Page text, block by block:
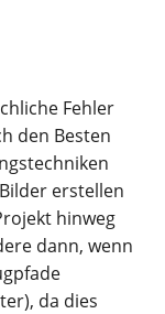
Fehler
den Besten
erstellen
hinweg
dann, wenn
da dies